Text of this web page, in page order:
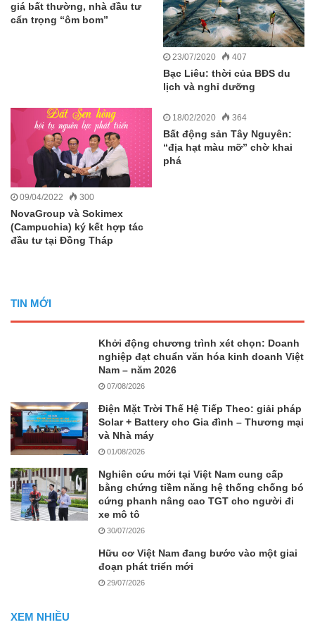
giá bất thường, nhà đầu tư
cẩn trọng “ôm bom”
23/07/2020 407
Bạc Liêu: thời của BĐS du
lịch và nghỉ dưỡng
09/04/2022 300
NovaGroup và Sokimex
(Campuchia) ký kết hợp tác
đầu tư tại Đồng Tháp
18/02/2020 364
Bất động sản Tây Nguyên:
“địa hạt màu mỡ” chờ khai
phá
TIN MỚI
Khởi động chương trình xét chọn: Doanh
nghiệp đạt chuẩn văn hóa kinh doanh Việt
Nam – năm 2026
07/08/2026
Điện Mặt Trời Thế Hệ Tiếp Theo: giải pháp
Solar + Battery cho Gia đình – Thương mại
và Nhà máy
01/08/2026
Nghiên cứu mới tại Việt Nam cung cấp
bằng chứng tiềm năng hệ thống chống bó
cứng phanh nâng cao TGT cho người đi
xe mô tô
30/07/2026
Hữu cơ Việt Nam đang bước vào một giai
đoạn phát triển mới
29/07/2026
XEM NHIỀU